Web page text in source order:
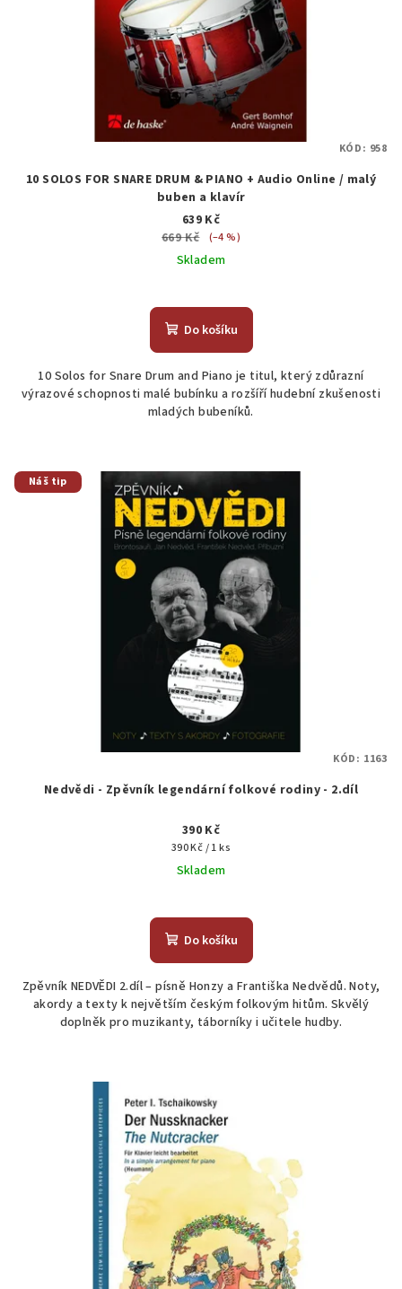
10 SOLOS FOR SNARE DRUM & PIANO + Audio Online / malý
buben a klavír
639 Kč
669 Kč
(–4 %)
Skladem
Do košíku
10 Solos for Snare Drum and Piano je titul, který zdůrazní
výrazové schopnosti malé bubínku a rozšíří hudební zkušenosti
mladých bubeníků.
KÓD: 958
Náš tip
Nedvědi - Zpěvník legendární folkové rodiny - 2.díl
390 Kč
Měrná
cena:
390 Kč / 1 ks
Skladem
hodnocení
produktu
z
5
hvězdiček.
Do košíku
Zpěvník NEDVĚDI 2.díl – písně Honzy a Františka Nedvědů. Noty,
akordy a texty k největším českým folkovým hitům. Skvělý
doplněk pro muzikanty, táborníky i učitele hudby.
KÓD: 1163